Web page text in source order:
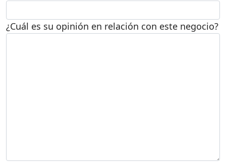
¿Cuál es su opinión en relación con este negocio?